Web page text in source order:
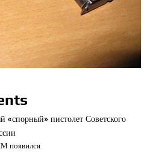
«спорный» пистолет Советского
появился